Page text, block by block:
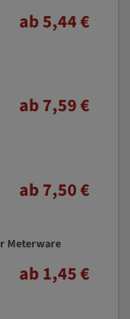
ab 5,44 €
ab 7,59 €
ab 7,50 €
Meterware
ab 1,45 €